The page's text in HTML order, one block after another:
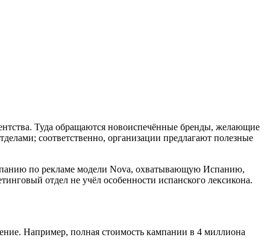
Туда обращаются новоиспечённые бренды, желающие
соответственно, организации предлагают полезные
по рекламе модели Nova, охватывающую Испанию,
отдел не учёл особенности испанского лексикона.
Например, полная стоимость кампании в 4 миллиона